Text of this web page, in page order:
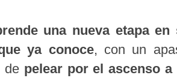
una nueva etapa
ya conoce, con un
de pelear por el ascenso